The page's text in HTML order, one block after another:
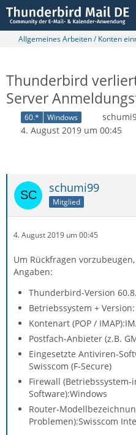
Allgemeines Arbeiten / Konten
Thunderbird
Server
60.* Windows
4. August 2019 um 00:45
schumi99
Mitglied
4. August 2019 um 00:45
Um Rückfragen
Angaben:
Thunderbird-Version
Betriebssystem +
Kontenart (POP /
Postfach-Anbieter (z.B.
Eingesetzte Antiviren-
Swisscom (F-Secure)
Firewall
Software):Windows
Router-
Problemen):Swisscom